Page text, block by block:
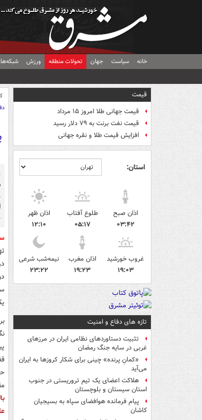
خانه سیاست جهان تحولات منطقه ورزش
قیمت
قیمت جهانی طلا امروز ۱۵ مرداد
قیمت نفت برنت به ۷۹ دلار رسید
افزایش قیمت طلا و نقره جهانی
استان:
اذان صبح
۰۳:۴۲
طلوع آفتاب
۰۵:۱۷
اذان ظهر
۱۲:۱۰
غروب خورشید
۱۹:۰۳
اذان مغرب
۱۹:۲۳
نیمه‌شب شرعی
۲۳:۲۲
تازه های دفاع و امنیت
تثبیت دستاوردهای نظامی ایران در مرزهای
غربی در سایه جنگ رمضان
«کمانِ پرنده» چینی برای شکار کروزها به ایران
می‌آید
هلاکت اعضای یک تیم تروریستی در جنوب
استان سیستان و بلوچستان
پیام فرمانده هوافضای سپاه به بسیجیان
کاشان